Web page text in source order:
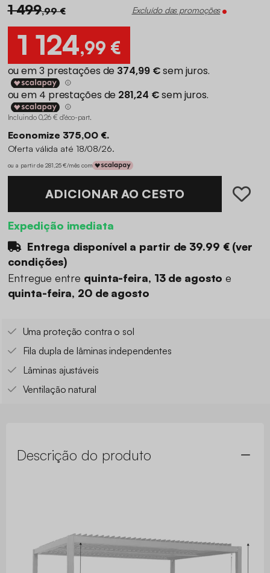
1 499,99 € Excluído das promoções
1 124,99 €
Incluindo 0,26 € d'éco-part.
Economize 375,00 €.
Oferta válida até 18/08/26.
ou a partir de 281,25 €/mês com
ADICIONAR AO CESTO
Expedição imediata
Entrega disponível a partir de 39.99 €(ver
condições)
Entregue entre quinta-feira, 13 de agostoe
quinta-feira, 20 de agosto
Uma proteção contra o sol
Fila dupla de lâminas independentes
Lâminas ajustáveis
Ventilação natural
Descrição do produto